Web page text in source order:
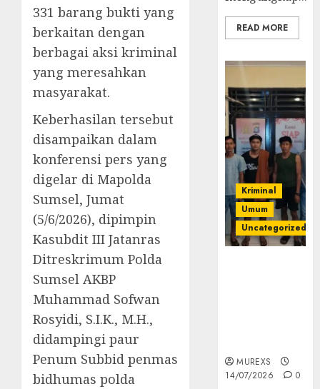
331 barang bukti yang
berkaitan dengan
berbagai aksi kriminal
yang meresahkan
masyarakat.
Keberhasilan tersebut
disampaikan dalam
konferensi pers yang
digelar di Mapolda
Sumsel, Jumat
(5/6/2026), dipimpin
Kasubdit III Jatanras
Ditreskrimum Polda
Sumsel AKBP
Muhammad Sofwan
Rosyidi, S.I.K., M.H.,
didampingi paur
Penum Subbid penmas
bidhumas polda
READ MORE
Kriminal
Umum
Uncategorized
MUREXS
14/07/2026
0